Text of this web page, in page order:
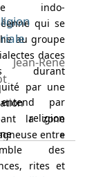
indo-
qui se
au groupe
daces
durant
par une
la zone
entre
René
par
»
des
rites et